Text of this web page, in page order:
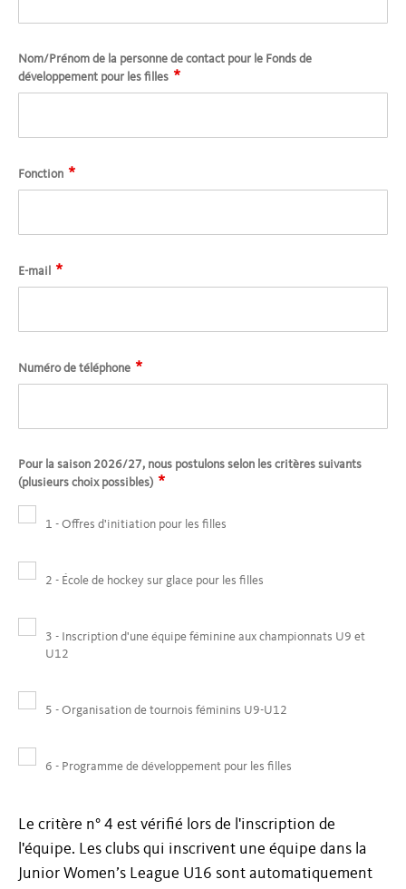
Nom/Prénom de la personne de contact pour le Fonds de
développement pour les filles *
Fonction *
E-mail *
Numéro de téléphone *
Pour la saison 2026/27, nous postulons selon les critères suivants
(plusieurs choix possibles) *
1 - Offres d'initiation pour les filles
2 - École de hockey sur glace pour les filles
3 - Inscription d'une équipe féminine aux championnats U9 et
U12
5 - Organisation de tournois féminins U9-U12
6 - Programme de développement pour les filles
Le critère n° 4 est vérifié lors de l'inscription de
l'équipe. Les clubs qui inscrivent une équipe dans la
Junior Women’s League U16 sont automatiquement